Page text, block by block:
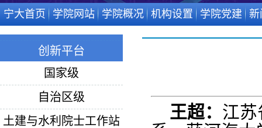
宁大首页 学院网站 学院概况 机构设置 学院党建 新
创新平台
国家级
自治区级
土建与水利院士工作站
王超： 江苏